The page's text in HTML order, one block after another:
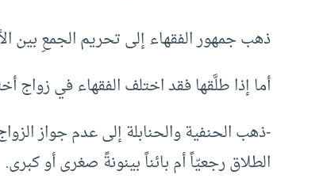
ذهب جمهور الفقهاء إلى تحريم الجمعِ بين
أما إذا طلَّقها فقد اختلف الفقهاء في زواج
-ذهب الحنفية والحنابلة إلى عدم جواز
الطلاق رجعيّاً أم بائناً بينونةً صغرى أو كبرى.